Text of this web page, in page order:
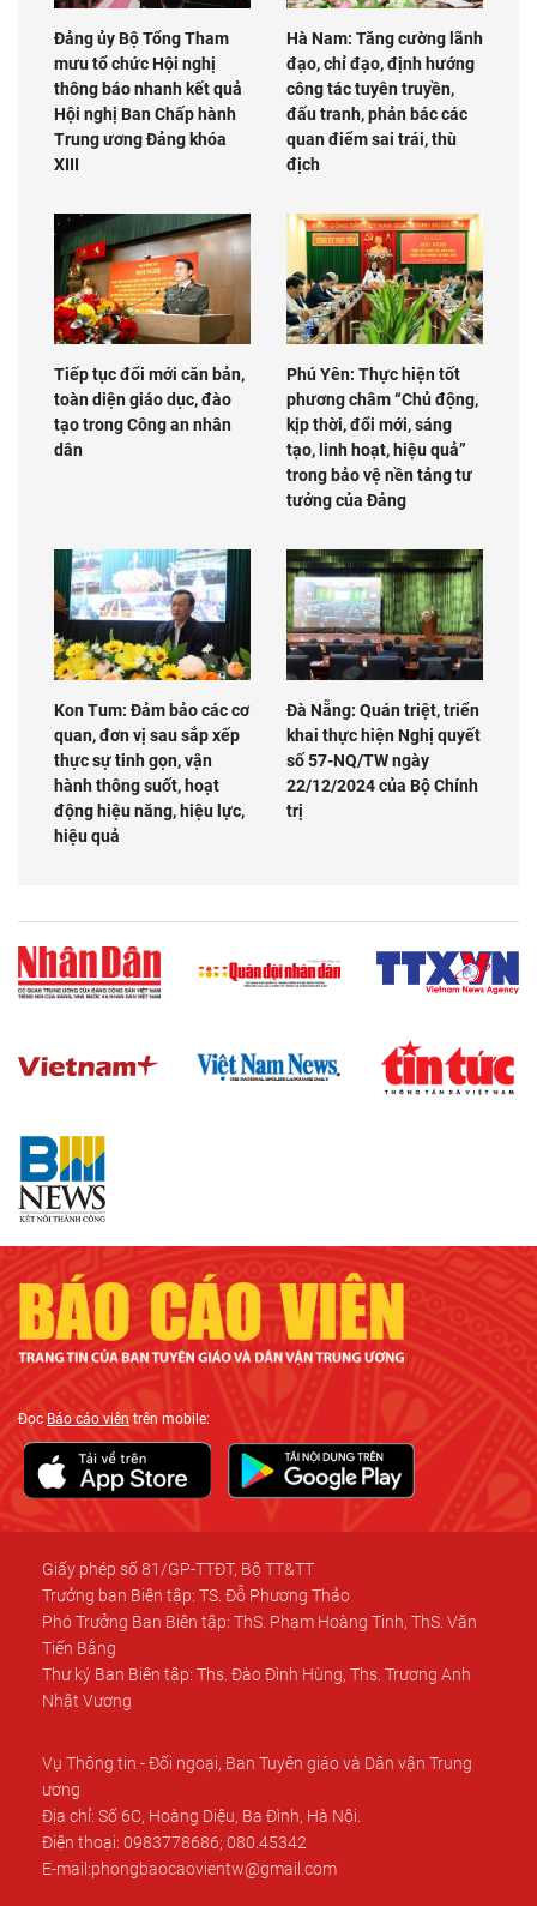
Đảng ủy Bộ Tổng Tham
mưu tổ chức Hội nghị
thông báo nhanh kết quả
Hội nghị Ban Chấp hành
Trung ương Đảng khóa
XIII
Hà Nam: Tăng cường lãnh
đạo, chỉ đạo, định hướng
công tác tuyên truyền,
đấu tranh, phản bác các
quan điểm sai trái, thù
địch
Tiếp tục đổi mới căn bản,
toàn diện giáo dục, đào
tạo trong Công an nhân
dân
Phú Yên: Thực hiện tốt
phương châm “Chủ động,
kịp thời, đổi mới, sáng
tạo, linh hoạt, hiệu quả”
trong bảo vệ nền tảng tư
tưởng của Đảng
Kon Tum: Đảm bảo các cơ
quan, đơn vị sau sắp xếp
thực sự tinh gọn, vận
hành thông suốt, hoạt
động hiệu năng, hiệu lực,
hiệu quả
Đà Nẵng: Quán triệt, triển
khai thực hiện Nghị quyết
số 57-NQ/TW ngày
22/12/2024 của Bộ Chính
trị
ĐọcBáo cáo viên trên mobile:
Giấy phép số 81/GP-TTĐT, Bộ TT&TT
Trưởng ban Biên tập: TS. Đỗ Phương Thảo
Phó Trưởng Ban Biên tập: ThS. Phạm Hoàng Tinh, ThS. Văn
Tiến Bằng
Thư ký Ban Biên tập: Ths. Đào Đình Hùng, Ths. Trương Anh
Nhật Vương
Vụ Thông tin - Đối ngoại, Ban Tuyên giáo và Dân vận Trung
ương
Địa chỉ: Số 6C, Hoàng Diệu, Ba Đình, Hà Nội.
Điện thoại: 0983778686; 080.45342
E-mail:phongbaocaovientw@gmail.com